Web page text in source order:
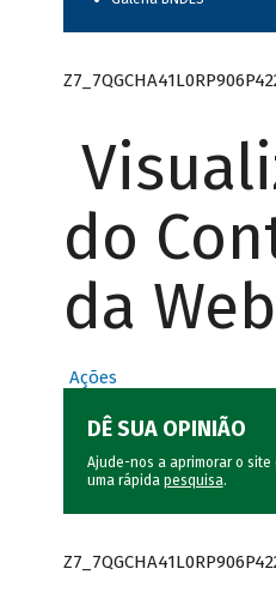
do
da Web
Ações
DÊ SUA OPINIÃO
Ajude-nos a aprimorar o site
uma rápida pesquisa.